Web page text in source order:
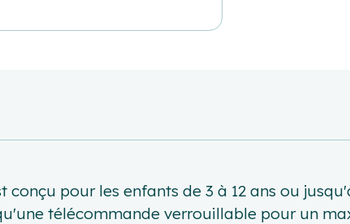
conçu pour les enfants de 3 à 12 ans ou
télécommande verrouillable pour un